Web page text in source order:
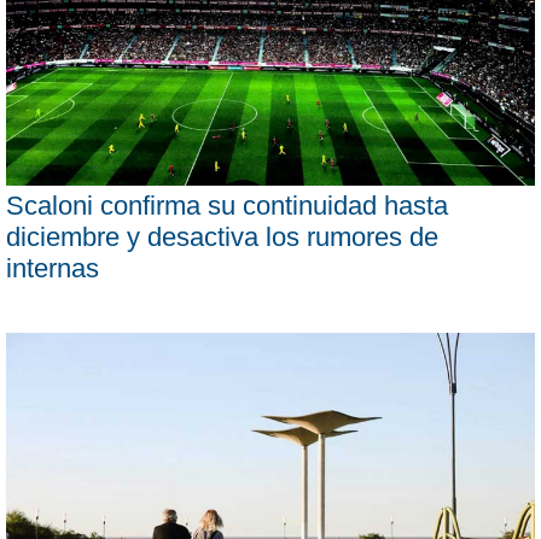
Scaloni confirma su continuidad hasta
diciembre y desactiva los rumores de
internas